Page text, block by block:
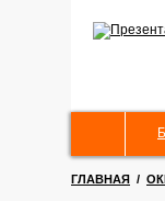
ГЛАВНАЯ /